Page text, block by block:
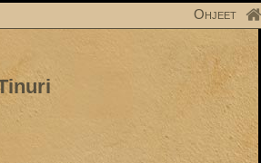
Ohjeet